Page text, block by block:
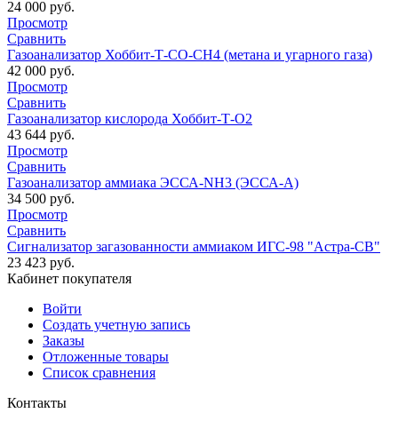
Кабинет покупателя
Войти
Создать учетную запись
Заказы
Отложенные товары
Список сравнения
Контакты